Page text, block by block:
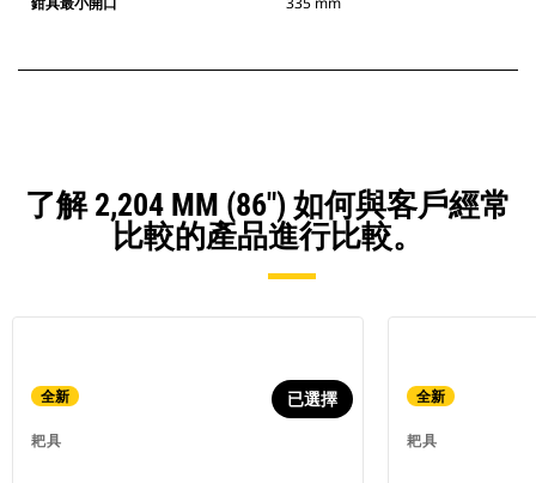
了解 2,204 MM (86") 如何與客戶經常
比較的產品進行比較。
全新
耙具
已選擇 全新
耙具